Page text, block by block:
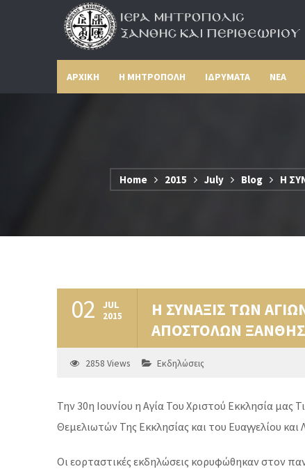
ΑΡΧΙΚΗ Η ΜΗΤΡΟΠΟΛΗ ΙΔΡΥΜΑΤΑ ΝΕΑ
Home 2015 July Blog Η
02 JUL
2015
Η ΣΥΝΑΞΙΣ ΤΩΝ
ΑΠΟΣΤΟΛΩΝ
2858 Views Εκδηλώσεις
Την 30η Ιουνίου η Αγία Του Χριστού Εκκλησία
Θεμελιωτών Της Εκκλησίας και του Ευαγγελίου και
Οι εορταστικές εκδηλώσεις κορυφώθηκαν στον